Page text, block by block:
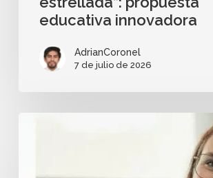
educativa innovadora
AdrianCoronel
7 de julio de 2026